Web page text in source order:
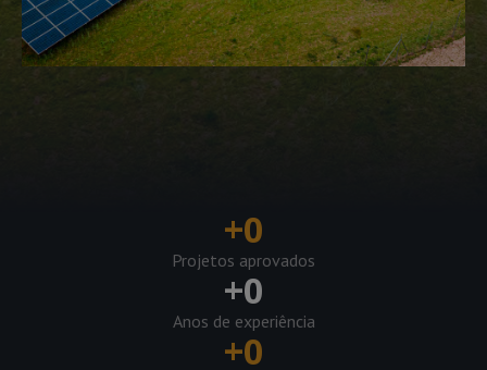
+0
Projetos aprovados
+0
Anos de experiência
+0